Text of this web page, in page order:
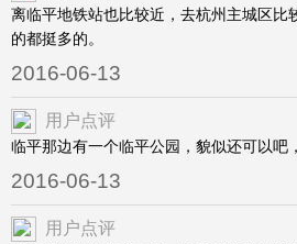
离临平地铁站也比较近，去杭州主城区比
的都挺多的。
2016-06-13
用户点评
临平那边有一个临平公园，貌似还可以吧
2016-06-13
用户点评